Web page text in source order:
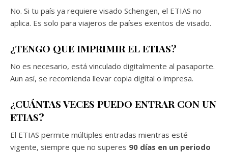
No. Si tu país ya requiere visado Schengen, el ETIAS no
aplica. Es solo para viajeros de países exentos de visado.
¿TENGO QUE IMPRIMIR EL ETIAS?
No es necesario, está vinculado digitalmente al pasaporte.
Aun así, se recomienda llevar copia digital o impresa.
¿CUÁNTAS VECES PUEDO ENTRAR CON UN
ETIAS?
El ETIAS permite múltiples entradas mientras esté
vigente, siempre que no superes 90 días en un periodo